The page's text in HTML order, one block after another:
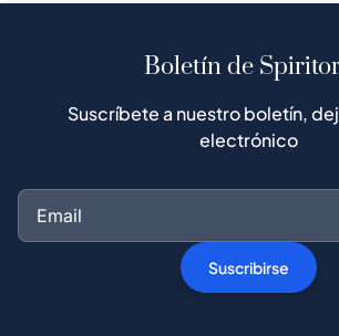
Boletín de
Suscríbete a nuestro boletín,
electrónico
Suscribirse